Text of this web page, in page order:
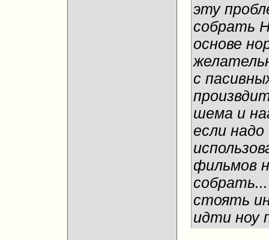
эту
собрать
основе
с
шема и
если
фильмов
стоять
идти ноу